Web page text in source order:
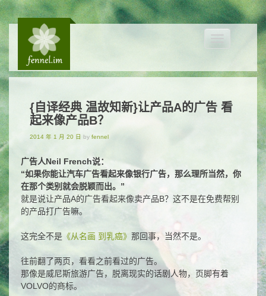
{自译经典 温故知新}让产品A的广告 看
起来像产品B？
2014 年 1 月 20 日 by fennel
广告人Neil French说：
“如果你能让汽车广告看起来像银行广告，那么理所当然，你
在那个类别就会脱颖而出。”
就是说让产品A的广告看起来像卖产品B？这不是在免费帮别
的产品打广告嘛。
这完全不是 《从名画 到乳癌》 那回事，当然不是。
往前翻了两页，看看之前看过的广告。
那像是威尼斯旅游广告，脱离现实的话剧人物，页脚有着
VOLVO的商标。